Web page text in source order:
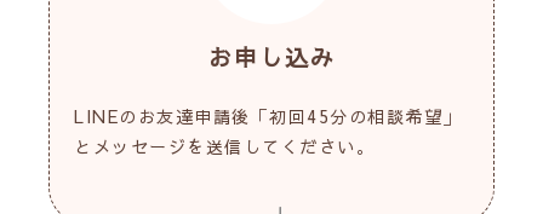
お申し込み
LINEのお友達申請後「初回45分の相談希望」
とメッセージを送信してください。